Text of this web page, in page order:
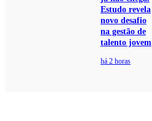
Estudo revela
novo desafio
na gestão de
talento jovem
há 2 horas